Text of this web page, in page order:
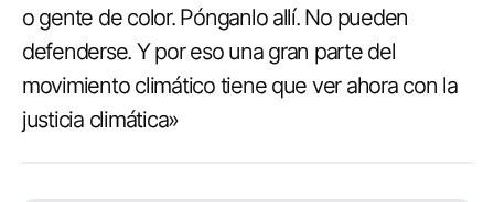
o gente de color. Pónganlo allí. No pueden
defenderse. Y por eso una gran parte del
movimiento climático tiene que ver ahora con la
justicia climática»